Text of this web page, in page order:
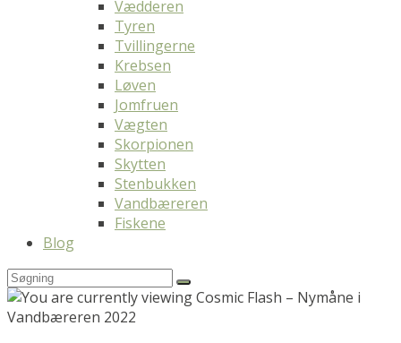
Vædderen
Tyren
Tvillingerne
Krebsen
Løven
Jomfruen
Vægten
Skorpionen
Skytten
Stenbukken
Vandbæreren
Fiskene
Blog